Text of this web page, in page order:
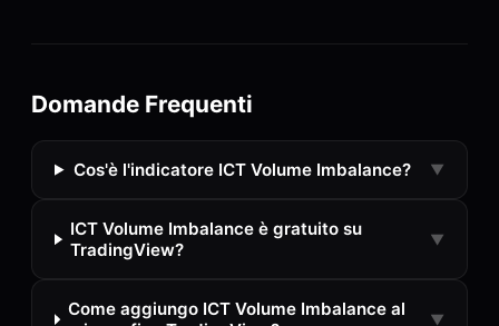
Domande Frequenti
Cos'è l'indicatore ICT Volume Imbalance? ▼
ICT Volume Imbalance è gratuito su
TradingView?
▼
Come aggiungo ICT Volume Imbalance al
▼